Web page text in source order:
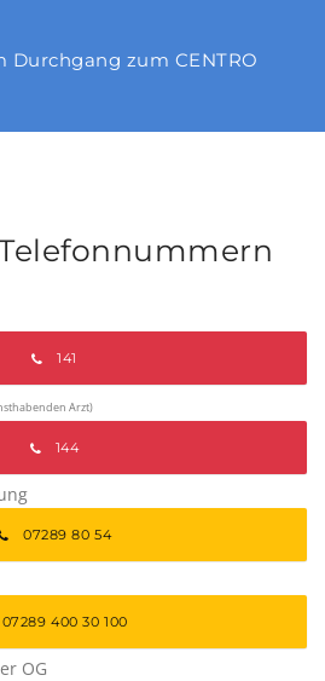
zum CENTRO
141
Arzt)
144
07289 80 54
07289 400 30 100
OG